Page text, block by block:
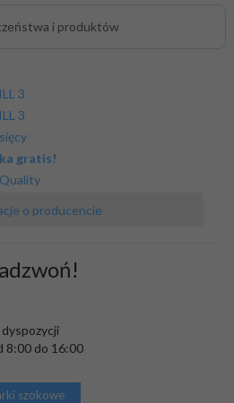
i produktów
3
3
gratis!
o producencie
8:00 do 16:00
szokowe